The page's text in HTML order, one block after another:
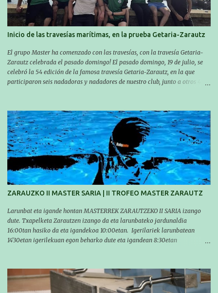
de Malkorbe, pero debido al estado del mar de aquel día, la organización
decidió hacerlo en el interior de la bahía de la playa de Malkorbe. Así,
Asier completó el recorrido en 29 minutos y 30 segundos, c...
Inicio de las travesías marítimas, en la prueba Getaria-Zarautz
El grupo Master ha comenzado con las travesías, con la travesía Getaria-
Zarautz celebrada el pasado domingo! El pasado domingo, 19 de julio, se
celebró la 54 edición de la famosa travesía Getaria-Zarautz, en la que
participaron seis nadadoras y nadadores de nuestro club, junto a otros 4
Apeztegia, Itsaso Tolosa, Jon Ander Korta, June López, Miren Sarobe, Garazi
Etxeberria eta Mario Amantegi. Este año Borja, Jon Ander y Garazi se han
estrenado en esta prueba y han aprovechado la compañía del resto para
esta nueva experiencia. El más rápido del club fue Iñigo Ibarburu con un
tiempo de 43:52, que se ha animado a nadar tras muchos años sin
participar. Los tiempos del resto fueron los siguientes: Igor Amantegi 46:43
Jon Ander Korta 51:23 Borja Apeztegia e Itsaso Tolosa 55:51 Manu Santos
57:53 En la prueba del día anterior hubo bastantes casos de picaduras ...
ZARAUZKO II MASTER SARIA | II TROFEO MASTER ZARAUTZ
Larunbat eta igande hontan MASTERREK ZARAUTZEKO II SARIA izango
dute. Txapelketa Zarautzen izango da eta larunbateko jardunaldia
16:00tan hasiko da eta igandekoa 10:00etan. Igerilariek larunbatean
14'30etan igerilekuan egon beharko dute eta igandean 8:30etan
domingo los MASTERS tendrán el II TROFEO MASTER DE ZARAUTZ. La
competición se celebrará en Zarautz a las 16:00 la jornada del sabado y a
las 10:00 la del domingo. Los/las nadadores/as tendrán que estar en la